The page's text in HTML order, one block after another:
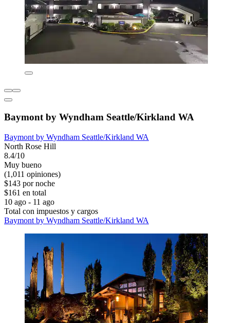
Baymont by Wyndham Seattle/Kirkland WA
Baymont by Wyndham Seattle/Kirkland WA
North Rose Hill
8.4/10
Muy bueno
(1,011 opiniones)
$143 por noche
$161 en total
10 ago - 11 ago
Total con impuestos y cargos
Baymont by Wyndham Seattle/Kirkland WA